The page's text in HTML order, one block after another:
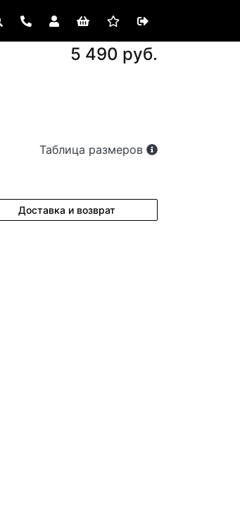
5 490 руб.
Таблица размеров
Доставка и возврат